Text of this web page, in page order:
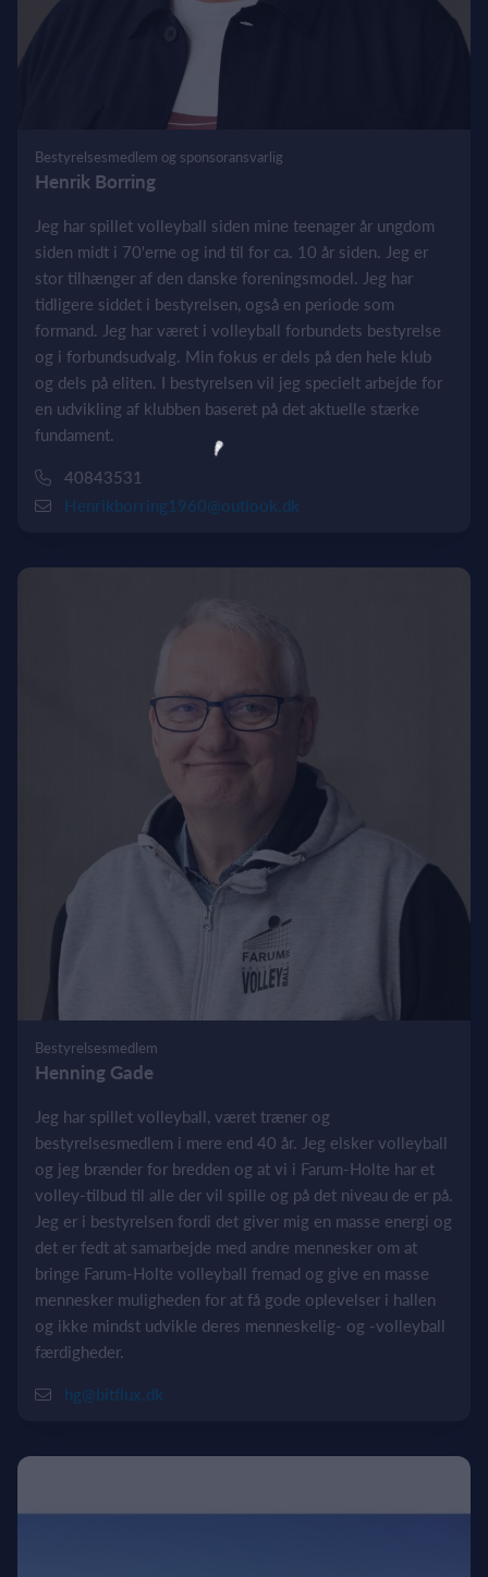
Bestyrelsesmedlem og sponsoransvarlig
Henrik Borring
Jeg har spillet volleyball siden mine teenager år ungdom
siden midt i 70'erne og ind til for ca. 10 år siden. Jeg er
stor tilhænger af den danske foreningsmodel. Jeg har
tidligere siddet i bestyrelsen, også en periode som
formand. Jeg har været i volleyball forbundets bestyrelse
og i forbundsudvalg. Min fokus er dels på den hele klub
og dels på eliten. I bestyrelsen vil jeg specielt arbejde for
en udvikling af klubben baseret på det aktuelle stærke
fundament.
40843531
Henrikborring1960@outlook.dk
Bestyrelsesmedlem
Henning Gade
Jeg har spillet volleyball, været træner og
bestyrelsesmedlem i mere end 40 år. Jeg elsker volleyball
og jeg brænder for bredden og at vi i Farum-Holte har et
volley-tilbud til alle der vil spille og på det niveau de er på.
Jeg er i bestyrelsen fordi det giver mig en masse energi og
det er fedt at samarbejde med andre mennesker om at
bringe Farum-Holte volleyball fremad og give en masse
mennesker muligheden for at få gode oplevelser i hallen
og ikke mindst udvikle deres menneskelig- og -volleyball
færdigheder.
hg@bitflux.dk